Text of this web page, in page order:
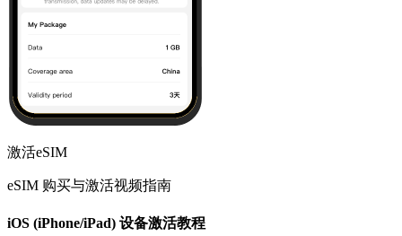
激活eSIM
eSIM 购买与激活视频指南
iOS (iPhone/iPad) 设备激活教程